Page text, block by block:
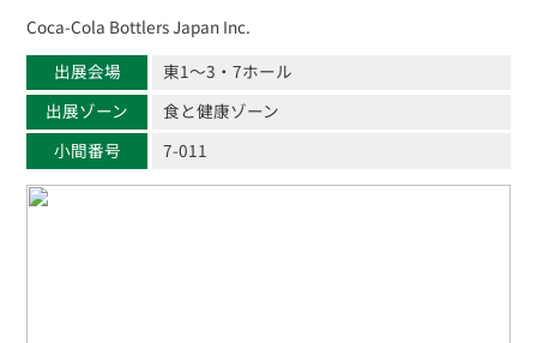
Coca-Cola Bottlers Japan Inc.
出展会場
東1〜3・7ホール
出展ゾーン
食と健康ゾーン
小間番号
7-011